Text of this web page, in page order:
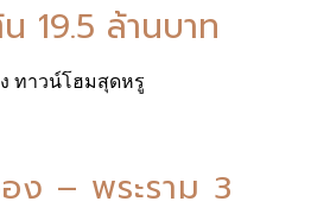
19.5 ล้านบาท
ง – พระราม 3